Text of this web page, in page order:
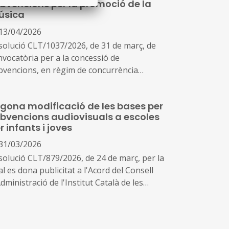
per a l'adquisició de fons
i documentals destinats a
del Sistema de Lectura Pública de
durant el període 2026-2027 (ref.
897818)
per la promoció de la
13/04/2026
CLT/1037/2026, de 31 de març, de
per a la concessió de
en règim de concurrència
modificació de les bases per
audiovisuals a escoles
infants i joves
03/2026
CLT/879/2026, de 24 de març, per la
es dona publicitat a l'Acord del Consell
de l'Institut Català de les